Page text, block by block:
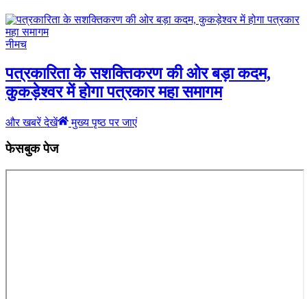
नीमच
पत्रकारिता के सशक्तिकरण की ओर बड़ा कदम,
कुकड़ेश्वर में होगा पत्रकार महा समागम
और खबरें देखें मुख्य पृष्ठ पर जाएं
फेसबुक पेज